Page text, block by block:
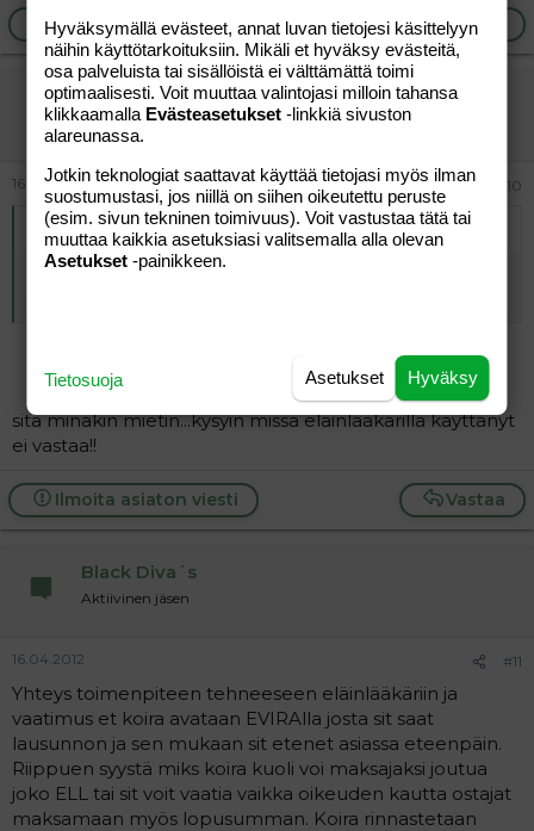
Vastaa
Ilmoita asiaton viesti
apuaa
Vieras
16.04.2012 #10
Alkuperäinen kirjoittajaÄm-mä;26086599:
Ei olisi aivan tavatonta jos kuolema olisi huijausta.
sitä minäkin mietin...kysyin missä eläinlääkärillä käyttänyt
ei vastaa!!
Vastaa
Ilmoita asiaton viesti
Black Diva´s
Aktiivinen jäsen
16.04.2012 #11
Yhteys toimenpiteen tehneeseen eläinlääkäriin ja
vaatimus et koira avataan EVIRAlla josta sit saat
lausunnon ja sen mukaan sit etenet asiassa eteenpäin.
Riippuen syystä miks koira kuoli voi maksajaksi joutua
joko ELL tai sit voit vaatia vaikka oikeuden kautta ostajat
maksamaan myös lopusumman. Koira rinnastetaan
Hyväksymällä evästeet, annat luvan tietojesi käsittelyyn
näihin käyttötarkoituksiin. Mikäli et hyväksy evästeitä,
osa palveluista tai sisällöistä ei välttämättä toimi
optimaalisesti. Voit muuttaa valintojasi milloin tahansa
klikkaamalla Evästeasetukset -linkkiä sivuston
alareunassa.
Jotkin teknologiat saattavat käyttää tietojasi myös ilman
suostumustasi, jos niillä on siihen oikeutettu peruste
(esim. sivun tekninen toimivuus). Voit vastustaa tätä tai
muuttaa kaikkia asetuksiasi valitsemalla alla olevan
Asetukset -painikkeen.
Hyväksy
Asetukset
Tietosuoja